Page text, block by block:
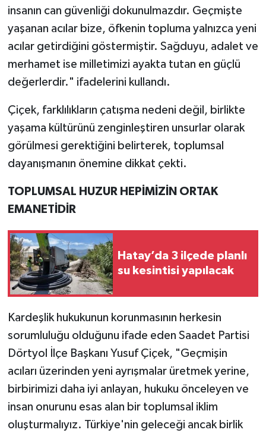
insanın can güvenliği dokunulmazdır. Geçmişte
yaşanan acılar bize, öfkenin topluma yalnızca yeni
acılar getirdiğini göstermiştir. Sağduyu, adalet ve
merhamet ise milletimizi ayakta tutan en güçlü
değerlerdir." ifadelerini kullandı.
Çiçek, farklılıkların çatışma nedeni değil, birlikte
yaşama kültürünü zenginleştiren unsurlar olarak
görülmesi gerektiğini belirterek, toplumsal
dayanışmanın önemine dikkat çekti.
TOPLUMSAL HUZUR HEPİMİZİN ORTAK
EMANETİDİR
Hatay’da 3 ilçede planlı
su kesintisi yapılacak
Kardeşlik hukukunun korunmasının herkesin
sorumluluğu olduğunu ifade eden Saadet Partisi
Dörtyol İlçe Başkanı Yusuf Çiçek, "Geçmişin
acıları üzerinden yeni ayrışmalar üretmek yerine,
birbirimizi daha iyi anlayan, hukuku önceleyen ve
insan onurunu esas alan bir toplumsal iklim
oluşturmalıyız. Türkiye'nin geleceği ancak birlik